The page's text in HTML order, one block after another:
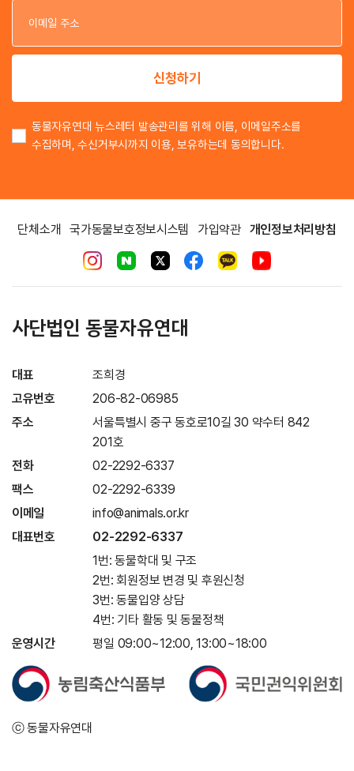
이
신청하기
동물자유연대 뉴스레터 발송관리를 위해 이름, 이메일주소를
수집하며, 수신거부시까지 이용, 보유하는데 동의합니다.
단체소개 국가동물보호정보시스템 가입약관 개인정보처리방침
사단법인 동물자유연대
대표
조희경
고유번호
206-82-06985
주소
서울특별시 중구 동호로10길 30 약수터 842
201호
전화
02-2292-6337
팩스
02-2292-6339
이메일
info@animals.or.kr
대표번호
02-2292-6337
1번: 동물학대 및 구조
2번: 회원정보 변경 및 후원신청
3번: 동물입양 상담
4번: 기타 활동 및 동물정책
운영시간
평일 09:00~12:00, 13:00~18:00
ⓒ 동물자유연대